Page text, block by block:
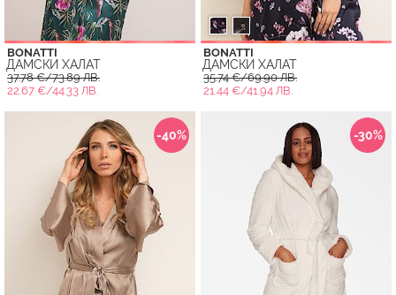
BONATTI
ДАМСКИ ХАЛАТ
37.78 €/73.89 ЛВ.
22.67 €/44.33 ЛВ.
BONATTI
ДАМСКИ ХАЛАТ
35.74 €/69.90 ЛВ.
21.44 €/41.94 ЛВ.
-40% -30%